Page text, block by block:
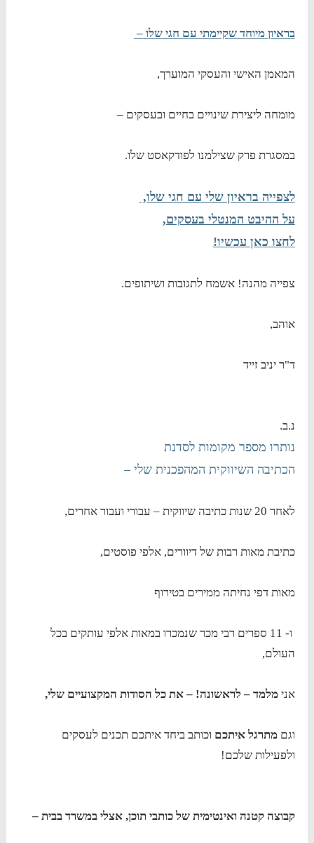
בראיון מיוחד שקיימתי עם חגי שלו –
המאמן האישי והעסקי המוערך,
מומחה ליצירת שינויים בחיים ובעסקים –
במסגרת פרק שצילמנו לפודקאסט שלו.
לצפייה בראיון שלי עם חגי שלו,
על ההיבט המנטלי בעסקים,
לחצו כאן עכשיו!
צפייה מהנה! אשמח לתגובות ושיתופים.
אוהב,
ד"ר יניב זייד
נ.ב.
נותרו מספר מקומות לסדנת
הכתיבה השיווקית המהפכנית שלי –
לאחר 20 שנות כתיבה שיווקית – עבורי ועבור אחרים,
כתיבת מאות רבות של דיוורים, אלפי פוסטים,
מאות דפי נחיתה ממירים בטירוף
ו- 11 ספרים רבי מכר שנמכרו במאות אלפי עותקים בכל
העולם,
אנימלמד – לראשונה! – את כל הסודות המקצועיים שלי,
וגםמתרגל איתכם וכותב ביחד איתכם תכנים לעסקים
ולפעילות שלכם!
קבוצה קטנה ואינטימית של כותבי תוכן, אצלי במשרד בבית –